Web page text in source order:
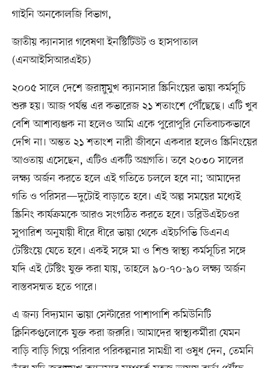
গাইনি অনকোলজি বিভাগ,
জাতীয় ক্যানসার গবেষণা ইনস্টিটিউট ও হাসপাতাল
(এনআইসিআরএইচ)
২০০৫ সালে দেশে জরায়ুমুখ ক্যানসার স্ক্রিনিংয়ের ভায়া কর্মসূচি
শুরু হয়। আজ পর্যন্ত এর কভারেজ ২১ শতাংশে পৌঁছেছে। এটি খুব
বেশি আশাব্যঞ্জক না হলেও আমি একে পুরোপুরি নেতিবাচকভাবে
দেখি না। অন্তত ২১ শতাংশ নারী জীবনে একবার হলেও স্ক্রিনিংয়ের
আওতায় এসেছেন, এটিও একটি অগ্রগতি। তবে ২০৩০ সালের
লক্ষ্য অর্জন করতে হলে এই গতিতে চললে হবে না; আমাদের
গতি ও পরিসর—দুটোই বাড়াতে হবে। এই অল্প সময়ের মধ্যেই
স্ক্রিনিং কার্যক্রমকে আরও সংগঠিত করতে হবে। ডব্লিউএইচওর
সুপারিশ অনুযায়ী ধীরে ধীরে ভায়া থেকে এইচপিভি ডিএনএ
টেস্টিংয়ে যেতে হবে। একই সঙ্গে মা ও শিশু স্বাস্থ্য কর্মসূচির সঙ্গে
যদি এই টেস্টিং যুক্ত করা যায়, তাহলে ৯০-৭০-৯০ লক্ষ্য অর্জন
বাস্তবসম্মত হতে পারে।
এ জন্য বিদ্যমান ভায়া সেন্টারের পাশাপাশি কমিউনিটি
ক্লিনিকগুলোকে যুক্ত করা জরুরি। আমাদের স্বাস্থ্যকর্মীরা যেমন
বাড়ি বাড়ি গিয়ে পরিবার পরিকল্পনার সামগ্রী বা ওষুধ দেন, তেমনি